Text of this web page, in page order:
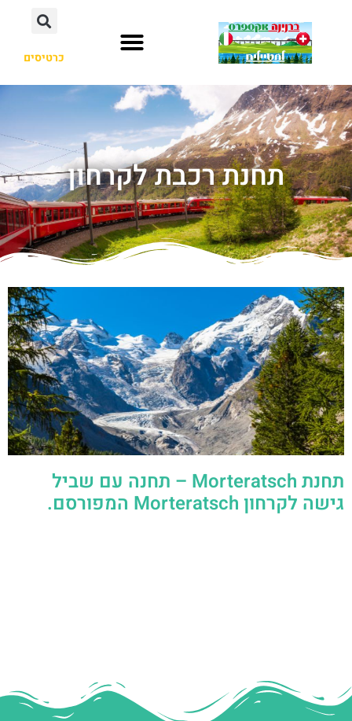
כרטיסים
תחנת רכבת לקרחון
תחנת Morteratsch – תחנה עם שביל
גישה לקרחון Morteratsch המפורסם.